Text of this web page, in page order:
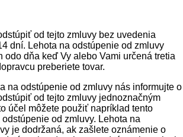
od tejto zmluvy bez uvedenia
dní. Lehota na odstúpenie od zmluvy
odo dňa keď Vy alebo Vami určená tretia
preberiete tovar.
na odstúpenie od zmluvy nás informujte o
od tejto zmluvy jednoznačným
účel môžete použiť napríklad tento
od zmluvy. Lehota na
je dodržaná, ak zašlete oznámenie o